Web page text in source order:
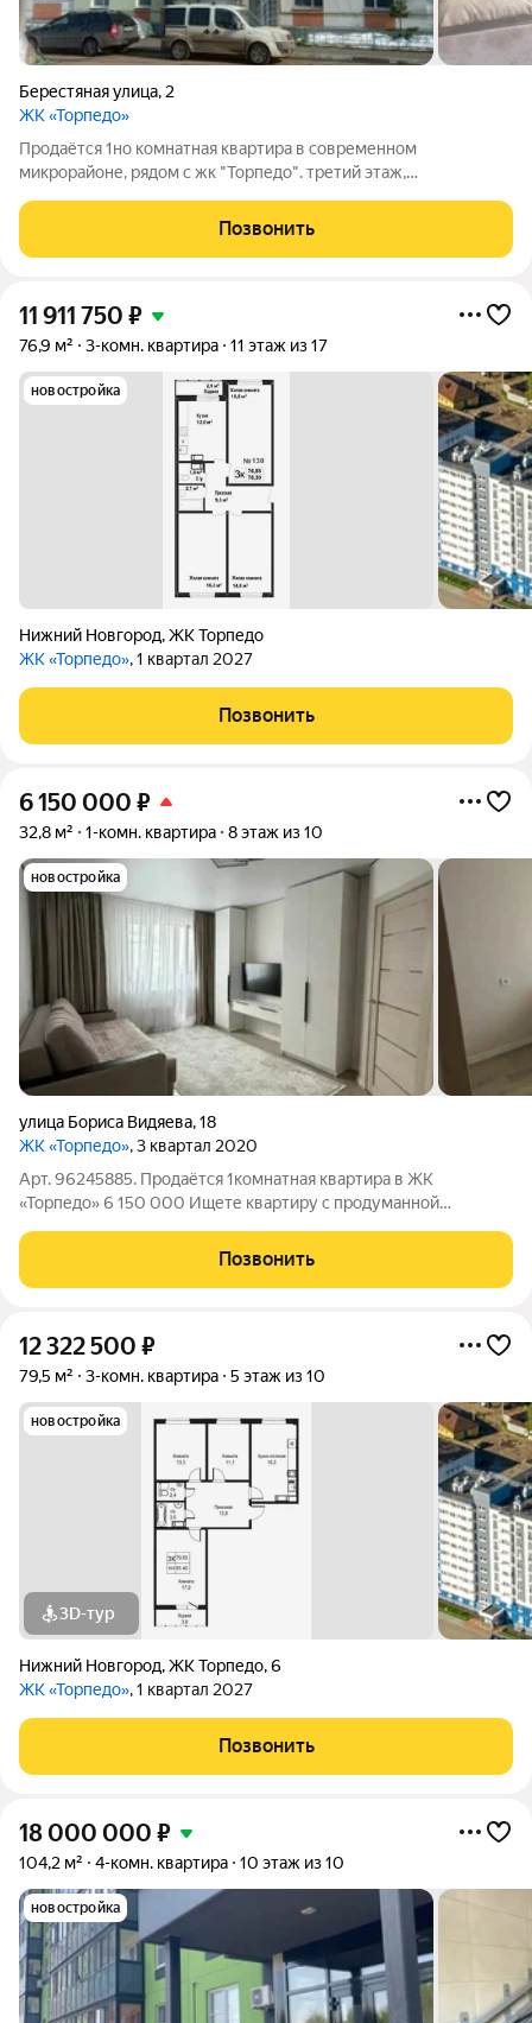
Берестяная улица, 2
ЖК «Торпедо»
Продаётся 1но комнатная квартира в современном
микрорайоне, рядом с жк "Торпедо". третий этаж,
требующая вложений. Светлая комната, просторная кухня с
выходом на застеклённую лоджию, вместительная
Позвонить
11 911 750 ₽
76,9 м² 3-комн. квартира 11 этаж из 17
новостройка
Нижний Новгород,ЖК Торпедо
ЖК «Торпедо», 1 квартал 2027
Позвонить
6 150 000 ₽
32,8 м² 1-комн. квартира 8 этаж из 10
новостройка
улица Бориса Видяева,18
ЖК «Торпедо», 3 квартал 2020
Арт. 96245885. Продаётся 1комнатная квартира в ЖК
«Торпедо» 6 150 000 Ищете квартиру с продуманной
вариант: 32,8 кв. м, всё необходимое рядом, а цена в
комфортном диапазоне. Основные
Позвонить
12 322 500 ₽
79,5 м² 3-комн. квартира 5 этаж из 10
новостройка
3D-тур
Нижний Новгород,ЖК Торпедо,6
ЖК «Торпедо», 1 квартал 2027
Позвонить
18 000 000 ₽
104,2 м² 4-комн. квартира 10 этаж из 10
новостройка